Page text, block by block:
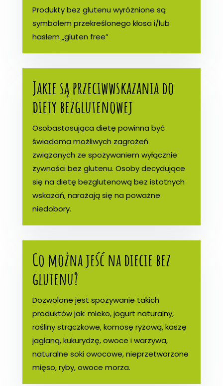
Produkty bez glutenu wyróżnione są
symbolem przekreślonego kłosa i/lub
hasłem „gluten free”
Jakie są przeciwwskazania do
diety bezglutenowej
Osobastosująca dietę powinna być
świadoma możliwych zagrożeń
związanych ze spożywaniem wyłącznie
żywności bez glutenu. Osoby decydujące
się na dietę bezglutenową bez istotnych
wskazań, narażają się na poważne
niedobory.
Co można jeść na diecie bez
glutenu?
Dozwolone jest spożywanie takich
produktów jak: mleko, jogurt naturalny,
rośliny strączkowe, komosę ryżową, kaszę
jaglaną, kukurydzę, owoce i warzywa,
naturalne soki owocowe, nieprzetworzone
mięso, ryby, owoce morza.